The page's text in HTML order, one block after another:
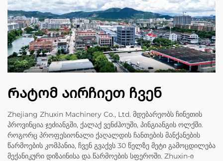
Რატომ აირჩიეთ ჩვენ
Zhejiang Zhuxin Machinery Co., Ltd. მდებარეობს ჩინეთის
პროვინცია ჯეძიანგში, ქალაქ ვენძჰოუში, პინგიანგის ოლქში.
როგორც პროფესიონალი ქაღალდის ჩანთების მანქანების
წარმოების კომპანია, ჩვენ გვაქვს 30 წელზე მეტი გამოცდილება
მექანიკური დიზაინისა და წარმოების სფეროში. Zhuxin-ი